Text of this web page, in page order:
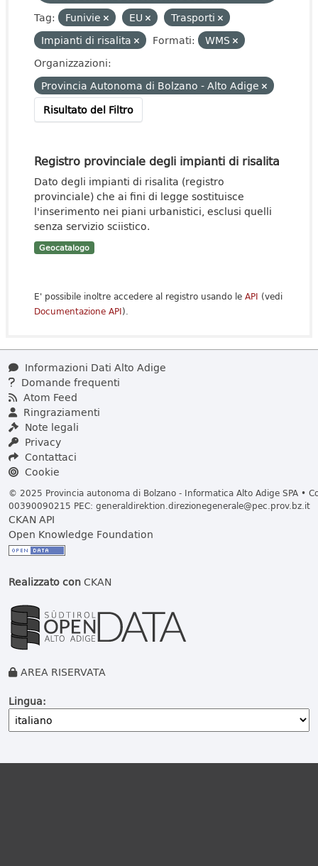
Tag:
Funivie EU
Trasporti
Impianti di risalita
Formati:
WMS
Organizzazioni:
Provincia Autonoma di Bolzano - Alto Adige
Risultato del Filtro
Registro provinciale degli impianti di risalita
Dato degli impianti di risalita (registro
provinciale) che ai fini di legge sostituisce
l'inserimento nei piani urbanistici, esclusi quelli
senza servizio sciistico.
Geocatalogo
E' possibile inoltre accedere al registro usando le API (vedi
Documentazione API).
Informazioni Dati Alto Adige
Domande frequenti
Atom Feed
Ringraziamenti
Note legali
Privacy
Contattaci
Cookie
© 2025 Provincia autonoma di Bolzano - Informatica Alto Adige SPA •
00390090215 PEC: generaldirektion.direzionegenerale@pec.prov.bz.it
CKAN API
Open Knowledge Foundation
Realizzato conCKAN
AREA RISERVATA
Lingua